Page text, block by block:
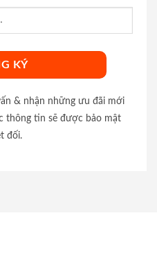
& nhận những ưu đãi mới
thông tin sẽ được bảo mật
đối.